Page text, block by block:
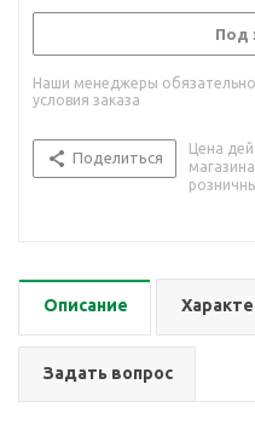
Под
Наши менеджеры обязательно
условия заказа
Поделиться
Цена
Описание
Задать вопрос